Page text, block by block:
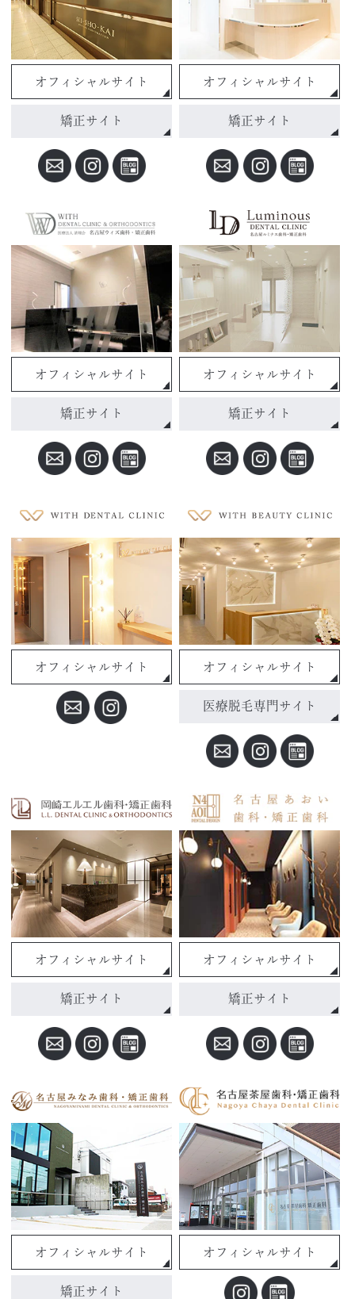
オフィシャルサイト
矯正サイト
オフィシャルサイト
矯正サイト
オフィシャルサイト
矯正サイト
オフィシャルサイト
矯正サイト
オフィシャルサイト オフィシャルサイト
医療脱毛専門サイト
オフィシャルサイト
矯正サイト
オフィシャルサイト
矯正サイト
オフィシャルサイト
矯正サイト
オフィシャルサイト